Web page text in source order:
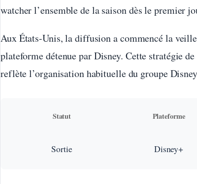
watcher l’ensemble de la saison dès le premier
Aux États-Unis, la diffusion a commencé la
plateforme détenue par Disney. Cette stratégie
reflète l’organisation habituelle du groupe
Statut
Sortie
Plateforme
Disney+